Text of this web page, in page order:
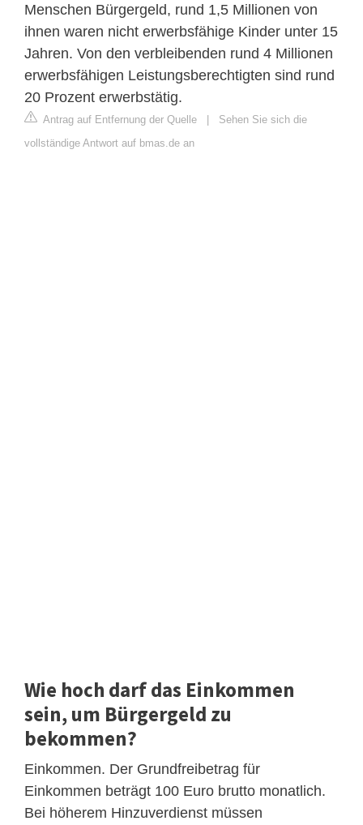
Menschen Bürgergeld, rund 1,5 Millionen von
ihnen waren nicht erwerbsfähige Kinder unter 15
Jahren. Von den verbleibenden rund 4 Millionen
erwerbsfähigen Leistungsberechtigten sind rund
20 Prozent erwerbstätig.
Antrag auf Entfernung der Quelle | Sehen Sie sich die
vollständige Antwort auf bmas.de an
Wie hoch darf das Einkommen
sein, um Bürgergeld zu
bekommen?
Einkommen. Der Grundfreibetrag für
Einkommen beträgt 100 Euro brutto monatlich.
Bei höherem Hinzuverdienst müssen